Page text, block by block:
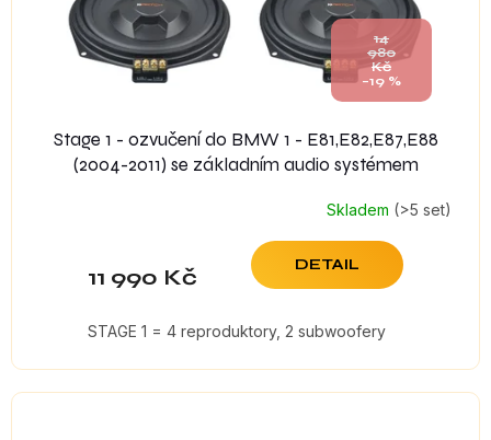
14
980
Kč
–19 %
Stage 1 - ozvučení do BMW 1 - E81,E82,E87,E88
(2004-2011) se základním audio systémem
Skladem (>5 set)
11 990 Kč DETAIL
STAGE 1 = 4 reproduktory, 2 subwoofery